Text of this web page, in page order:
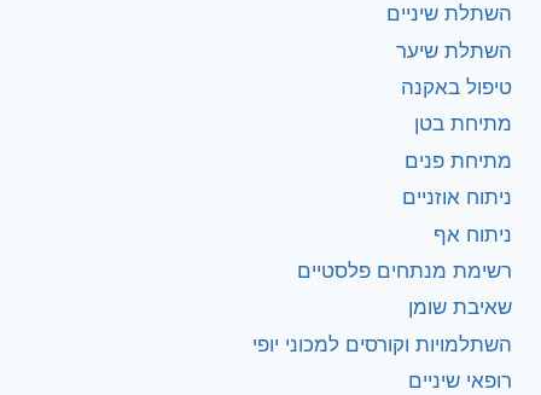
השתלת שיניים
השתלת שיער
טיפול באקנה
מתיחת בטן
מתיחת פנים
ניתוח אוזניים
ניתוח אף
רשימת מנתחים פלסטיים
שאיבת שומן
השתלמויות וקורסים למכוני יופי
רופאי שיניים